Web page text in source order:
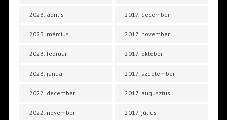
2023. április
2023. március
2023. február
2023. január
2022. december
2022. november
2017. december
2017. november
2017. október
2017. szeptember
2017. augusztus
2017. július